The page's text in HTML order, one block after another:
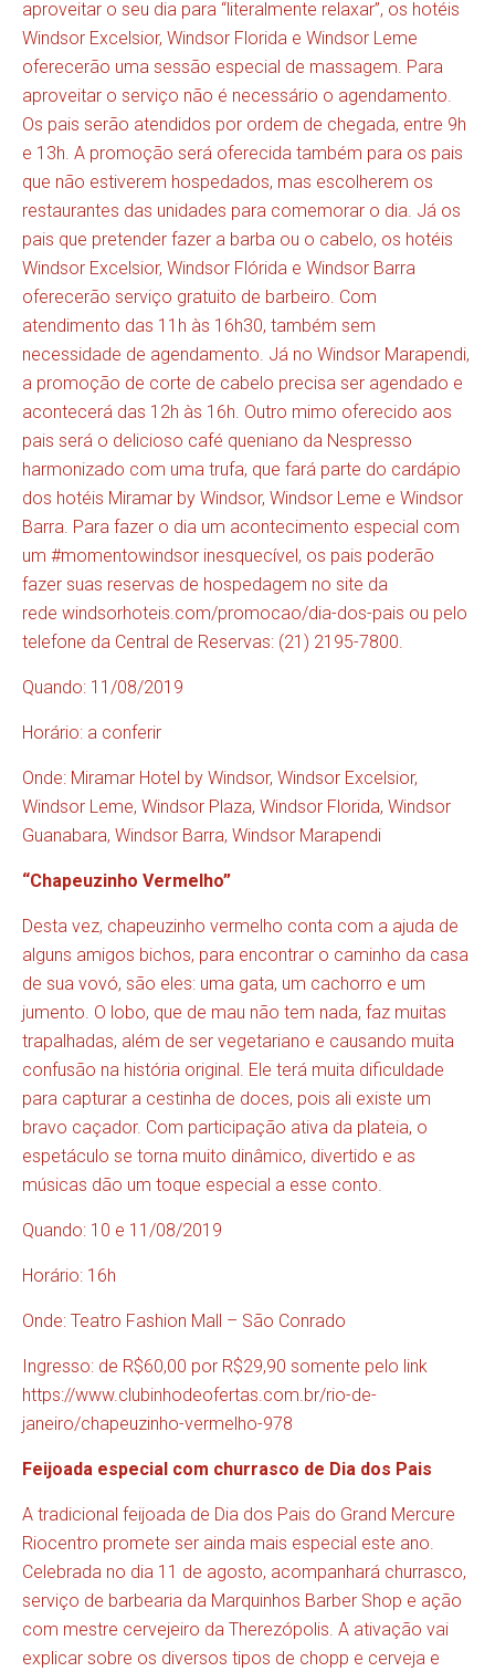
aproveitar o seu dia para “literalmente relaxar”, os hotéis
Windsor Excelsior, Windsor Florida e Windsor Leme
oferecerão uma sessão especial de massagem. Para
aproveitar o serviço não é necessário o agendamento.
Os pais serão atendidos por ordem de chegada, entre 9h
e 13h. A promoção será oferecida também para os pais
que não estiverem hospedados, mas escolherem os
restaurantes das unidades para comemorar o dia. Já os
pais que pretender fazer a barba ou o cabelo, os hotéis
Windsor Excelsior, Windsor Flórida e Windsor Barra
oferecerão serviço gratuito de barbeiro. Com
atendimento das 11h às 16h30, também sem
necessidade de agendamento. Já no Windsor Marapendi,
a promoção de corte de cabelo precisa ser agendado e
acontecerá das 12h às 16h. Outro mimo oferecido aos
pais será o delicioso café queniano da Nespresso
harmonizado com uma trufa, que fará parte do cardápio
dos hotéis Miramar by Windsor, Windsor Leme e Windsor
Barra. Para fazer o dia um acontecimento especial com
um #momentowindsor inesquecível, os pais poderão
fazer suas reservas de hospedagem no site da
rede windsorhoteis.com/promocao/dia-dos-pais ou pelo
telefone da Central de Reservas: (21) 2195-7800.
Quando: 11/08/2019
Horário: a conferir
Onde: Miramar Hotel by Windsor, Windsor Excelsior,
Windsor Leme, Windsor Plaza, Windsor Florida, Windsor
Guanabara, Windsor Barra, Windsor Marapendi
“Chapeuzinho Vermelho”
Desta vez, chapeuzinho vermelho conta com a ajuda de
alguns amigos bichos, para encontrar o caminho da casa
de sua vovó, são eles: uma gata, um cachorro e um
jumento. O lobo, que de mau não tem nada, faz muitas
trapalhadas, além de ser vegetariano e causando muita
confusão na história original. Ele terá muita dificuldade
para capturar a cestinha de doces, pois ali existe um
bravo caçador. Com participação ativa da plateia, o
espetáculo se torna muito dinâmico, divertido e as
músicas dão um toque especial a esse conto.
Quando: 10 e 11/08/2019
Horário: 16h
Onde: Teatro Fashion Mall – São Conrado
Ingresso: de R$60,00 por R$29,90 somente pelo link
https://www.clubinhodeofertas.com.br/rio-de-
janeiro/chapeuzinho-vermelho-978
Feijoada especial com churrasco de Dia dos Pais
A tradicional feijoada de Dia dos Pais do Grand Mercure
Riocentro promete ser ainda mais especial este ano.
Celebrada no dia 11 de agosto, acompanhará churrasco,
serviço de barbearia da Marquinhos Barber Shop e ação
com mestre cervejeiro da Therezópolis. A ativação vai
explicar sobre os diversos tipos de chopp e cerveja e